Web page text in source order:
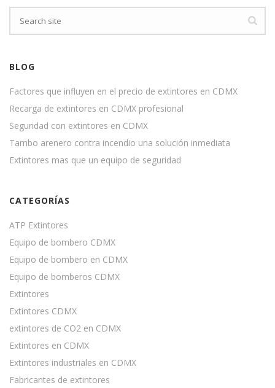
BLOG
Factores que influyen en el precio de extintores en CDMX
Recarga de extintores en CDMX profesional
Seguridad con extintores en CDMX
Tambo arenero contra incendio una solución inmediata
Extintores mas que un equipo de seguridad
CATEGORÍAS
ATP Extintores
Equipo de bombero CDMX
Equipo de bombero en CDMX
Equipo de bomberos CDMX
Extintores
Extintores CDMX
extintores de CO2 en CDMX
Extintores en CDMX
Extintores industriales en CDMX
Fabricantes de extintores